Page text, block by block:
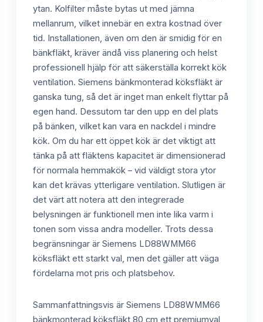
ytan. Kolfilter måste bytas ut med jämna
mellanrum, vilket innebär en extra kostnad över
tid. Installationen, även om den är smidig för en
bänkfläkt, kräver ändå viss planering och helst
professionell hjälp för att säkerställa korrekt kök
ventilation. Siemens bänkmonterad köksfläkt är
ganska tung, så det är inget man enkelt flyttar på
egen hand. Dessutom tar den upp en del plats
på bänken, vilket kan vara en nackdel i mindre
kök. Om du har ett öppet kök är det viktigt att
tänka på att fläktens kapacitet är dimensionerad
för normala hemmakök – vid väldigt stora ytor
kan det krävas ytterligare ventilation. Slutligen är
det värt att notera att den integrerade
belysningen är funktionell men inte lika varm i
tonen som vissa andra modeller. Trots dessa
begränsningar är Siemens LD88WMM66
köksfläkt ett starkt val, men det gäller att väga
fördelarna mot pris och platsbehov.
Sammanfattningsvis är Siemens LD88WMM66
bänkmonterad köksfläkt 80 cm ett premiumval